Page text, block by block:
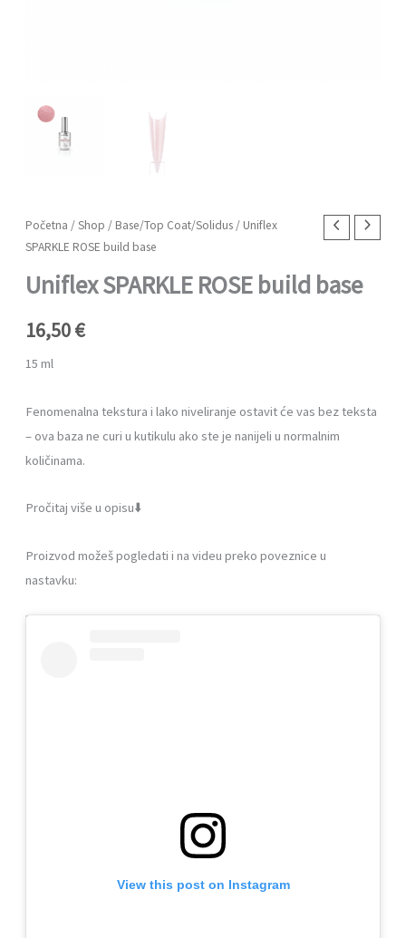
Početna /Shop / Base/Top Coat/Solidus / Uniflex
SPARKLE ROSE build base
Uniflex SPARKLE ROSE build base
16,50€
15 ml
Fenomenalna tekstura i lako niveliranje ostavit će vas bez teksta
– ova baza ne curi u kutikulu ako ste je nanijeli u normalnim
količinama.
Pročitaj više u opisu⬇️
Proizvod možeš pogledati i na videu preko poveznice u
nastavku:
View this post on Instagram
Uniflex
SPARKLE
ROSE
build
base